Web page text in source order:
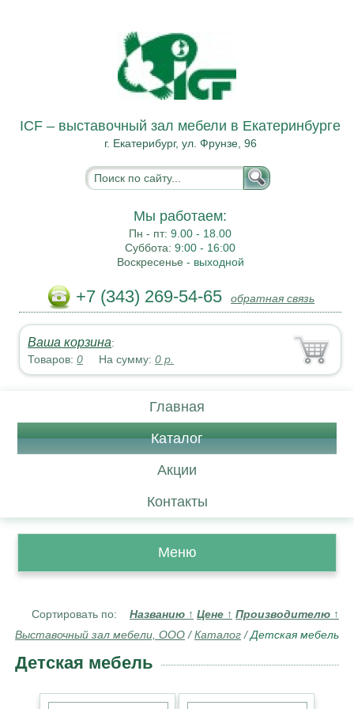
ICF – выставочный зал мебели в Екатеринбурге
г. Екатерибург, ул. Фрунзе, 96
Мы работаем:
Пн - пт:9.00 - 18.00
Суббота:9:00 - 16:00
Воскресенье - выходной
+7 (343) 269-54-65 обратная связь
Ваша корзина:
Товаров:0 На сумму:0 р.
Главная
Каталог
Акции
Контакты
Меню
Сортировать по: Названию ↑ Цене ↑ Производителю ↑
Выставочный зал мебели, ООО /Каталог /Детская мебель
Детская мебель